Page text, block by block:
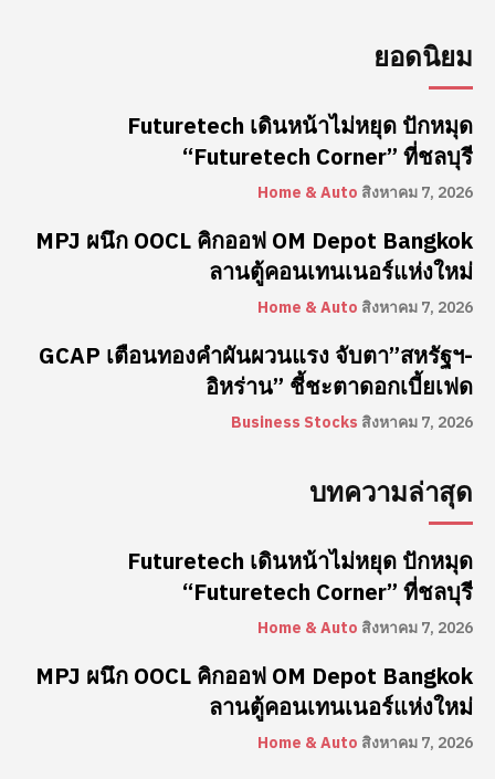
ยอดนิยม
Futuretech เดินหน้าไม่หยุด ปักหมุด
“Futuretech Corner” ที่ชลบุรี
Home & Auto สิงหาคม 7, 2026
MPJ ผนึก OOCL คิกออฟ OM Depot Bangkok
ลานตู้คอนเทนเนอร์แห่งใหม่
Home & Auto สิงหาคม 7, 2026
GCAP เตือนทองคำผันผวนแรง จับตา”สหรัฐฯ-
อิหร่าน” ชี้ชะตาดอกเบี้ยเฟด
Business Stocks สิงหาคม 7, 2026
บทความล่าสุด
Futuretech เดินหน้าไม่หยุด ปักหมุด
“Futuretech Corner” ที่ชลบุรี
Home & Auto สิงหาคม 7, 2026
MPJ ผนึก OOCL คิกออฟ OM Depot Bangkok
ลานตู้คอนเทนเนอร์แห่งใหม่
Home & Auto สิงหาคม 7, 2026